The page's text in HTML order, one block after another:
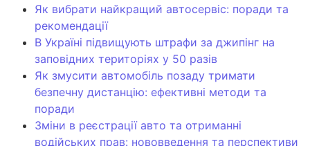
Як вибрати найкращий автосервіс: поради та
рекомендації
В Україні підвищують штрафи за джипінг на
заповідних територіях у 50 разів
Як змусити автомобіль позаду тримати
безпечну дистанцію: ефективні методи та
поради
Зміни в реєстрації авто та отриманні
водійських прав: нововведення та перспективи